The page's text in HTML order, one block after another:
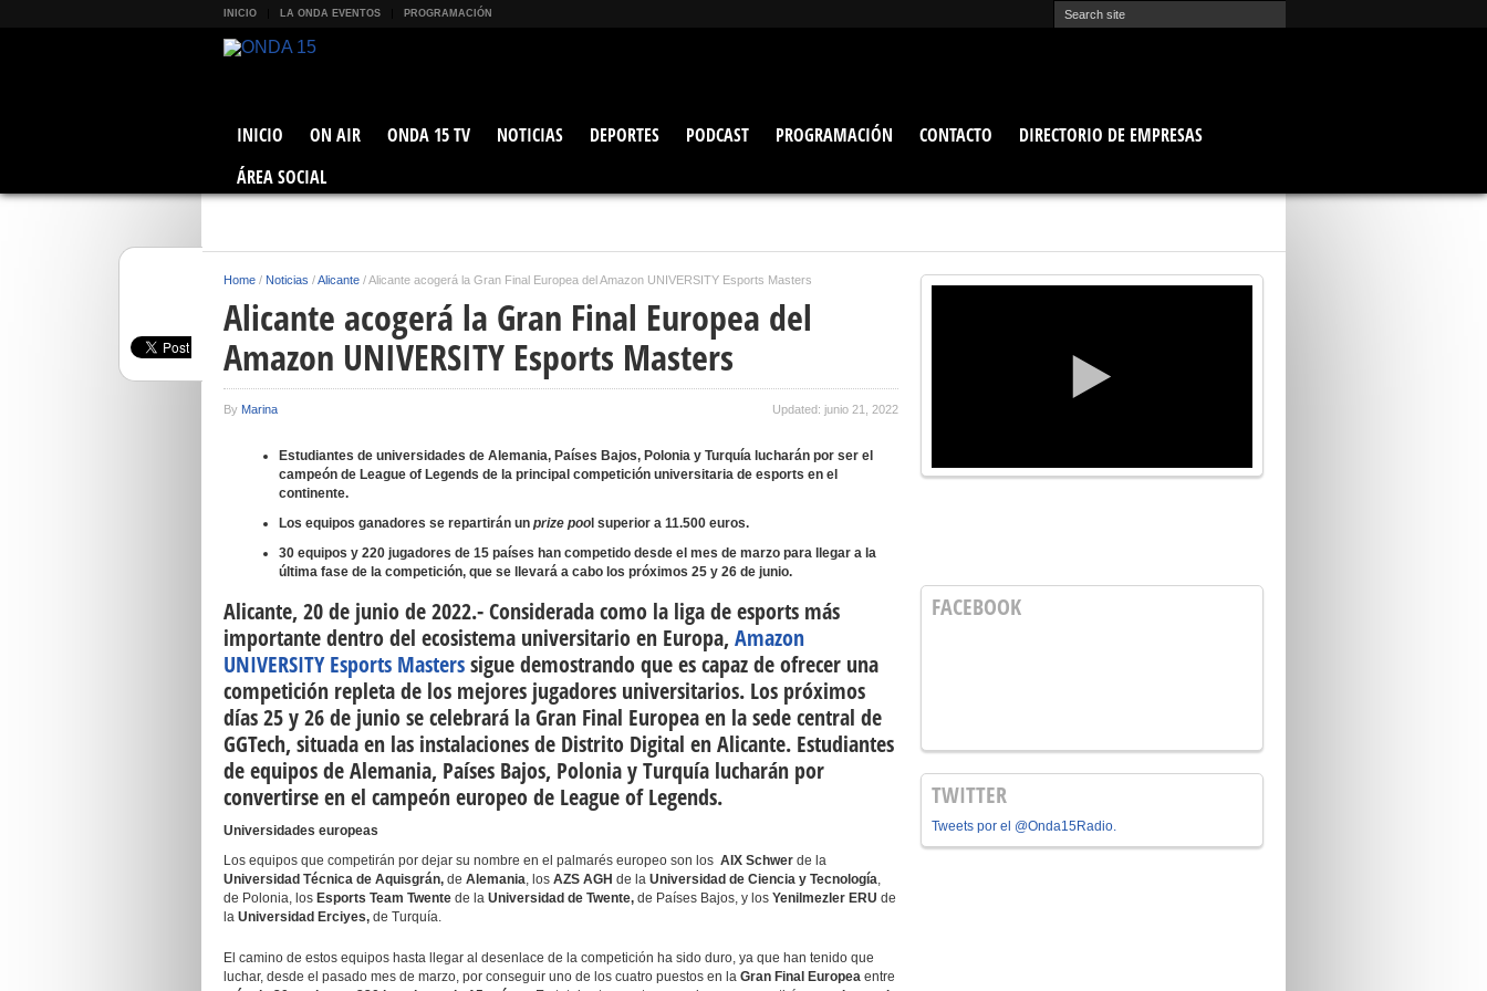
INICIO LA ONDA EVENTOS PROGRAMACIÓN
INICIO ON AIR ONDA 15 TV NOTICIAS DEPORTES PODCAST PROGRAMACIÓN CONTACTO
DIRECTORIO DE EMPRESAS
ÁREA SOCIAL
Home / Noticias /Alicante /Alicante acogerá la Gran Final Europea del Amazon UNIVERSITY Esports Masters
Alicante acogerá la Gran Final Europea del
Amazon UNIVERSITY Esports Masters
By Marina Updated: junio 21, 2022
Estudiantes de universidades de Alemania, Países Bajos, Polonia y Turquía lucharán por ser el
campeón de League of Legends de la principal competición universitaria de esports en el
continente.
Los equipos ganadores se repartirán un prize poo l superior a 11.500 euros.
30 equipos y 220 jugadores de 15 países han competido desde el mes de marzo para llegar a la
última fase de la competición, que se llevará a cabo los próximos 25 y 26 de junio.
Alicante, 20 de junio de 2022.-Considerada como la liga de esports más
importante dentro del ecosistema universitario en Europa, Amazon
UNIVERSITY Esports Masterssigue demostrando que es capaz de ofrecer una
competición repleta de los mejores jugadores universitarios. Los próximos
días25 y 26 de juniose celebrará laGran Final Europeaen la sede central de
GGTech, situada en las instalaciones de Distrito Digital enAlicante. Estudiantes
de equipos deAlemania, Países Bajos, Polonia y Turquía lucharán por
convertirse en el campeón europeo de League of Legends.
Universidades europeas
Los equipos que competirán por dejar su nombre en el palmarés europeo son los AIX Schwer de la
Universidad Técnica de Aquisgrán, de Alemania, los AZS AGH de la Universidad de Ciencia y Tecnología,
de Polonia, los Esports Team Twente de la Universidad de Twente, de Países Bajos, y los Yenilmezler ERU de
la Universidad Erciyes, de Turquía.
El camino de estos equipos hasta llegar al desenlace de la competición ha sido duro, ya que han tenido que
luchar, desde el pasado mes de marzo, por conseguir uno de los cuatro puestos en la Gran Final Europea entre
FACEBOOK
TWITTER
Tweets por el @Onda15Radio.